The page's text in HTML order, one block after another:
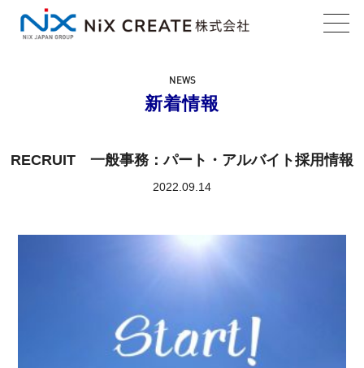
toggle
NEWS
新着情報
RECRUIT 一般事務：パート・アルバイト採用情報
2022.09.14